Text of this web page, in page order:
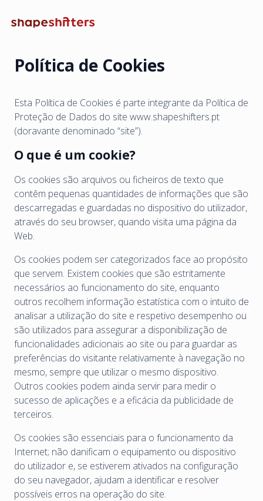
Política de Cookies
Esta Política de Cookies é parte integrante da Política de
Proteção de Dados do site www.shapeshifters.pt
(doravante denominado “site”).
O que é um cookie?
Os cookies são arquivos ou ficheiros de texto que
contêm pequenas quantidades de informações que são
descarregadas e guardadas no dispositivo do utilizador,
através do seu browser, quando visita uma página da
Web.
Os cookies podem ser categorizados face ao propósito
que servem. Existem cookies que são estritamente
necessários ao funcionamento do site, enquanto
outros recolhem informação estatística com o intuito de
analisar a utilização do site e respetivo desempenho ou
são utilizados para assegurar a disponibilização de
funcionalidades adicionais ao site ou para guardar as
preferências do visitante relativamente à navegação no
mesmo, sempre que utilizar o mesmo dispositivo.
Outros cookies podem ainda servir para medir o
sucesso de aplicações e a eficácia da publicidade de
terceiros.
Os cookies são essenciais para o funcionamento da
Internet; não danificam o equipamento ou dispositivo
do utilizador e, se estiverem ativados na configuração
do seu navegador, ajudam a identificar e resolver
possíveis erros na operação do site.